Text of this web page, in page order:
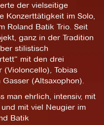
der vielseitige
Konzerttätigkeit im Solo,
Roland Batik Trio. Seit
ganz in der Tradition
stilistisch
mit den drei
(Violoncello), Tobias
(Altsaxophon).
man ehrlich, intensiv, mit
mit viel Neugier im
Batik